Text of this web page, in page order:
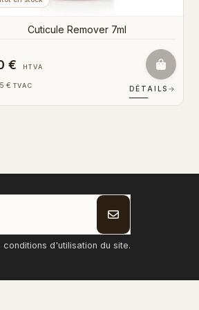
9,00 €
10,89 €
d'utilisation du site.